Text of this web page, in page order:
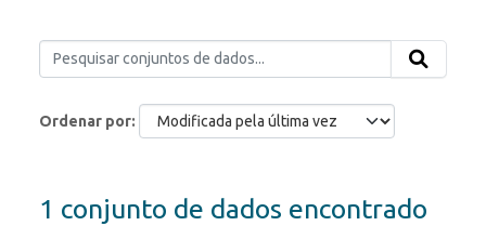
Ordenar por
1 conjunto de dados encontrado